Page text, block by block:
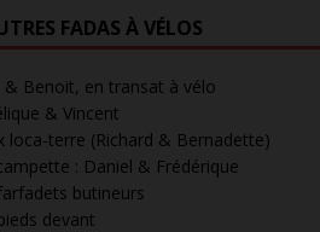
FADAS À VÉLOS
& Benoit, en transat à vélo
& Vincent
loca-terre (Richard & Bernadette)
: Daniel & Frédérique
butineurs
devant